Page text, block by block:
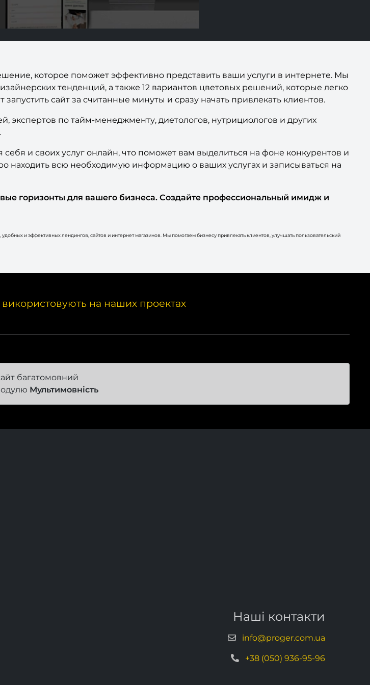
которое поможет эффективно представить ваши услуги в интернете. Мы
тенденций, а также 12 вариантов цветовых решений, которые легко
сайт за считанные минуты и сразу начать привлекать клиентов.
экспертов по тайм-менеджменту, диетологов, нутрициологов и других
и своих услуг онлайн, что поможет вам выделиться на фоне конкурентов и
находить всю необходимую информацию о ваших услугах и записываться на
горизонты для вашего бизнеса. Создайте профессиональный имидж и
и эффективных лендингов, сайтов и интернет магазинов. Мы помогаем бизнесу привлекать клиентов, улучшать пользовательский
на наших проектах
багатомовний
Мультимовність
Наші контакти
info@proger.com.ua
+38 (050) 936-95-96